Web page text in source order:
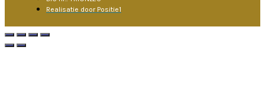
Realisatie door Positie1